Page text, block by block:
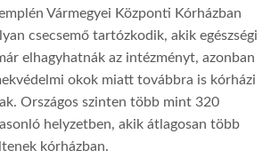
Vármegyei Központi Kórházban
csecsemő tartózkodik, akik egészségi
elhagyhatnák az intézményt, azonban
okok miatt továbbra is kórházi
Országos szinten több mint 320
helyzetben, akik átlagosan több
kórházban.